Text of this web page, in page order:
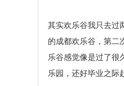
其实欢乐谷我只去过
的成都欢乐谷，第二
乐谷感觉像是过了很
乐园，还好毕业之际